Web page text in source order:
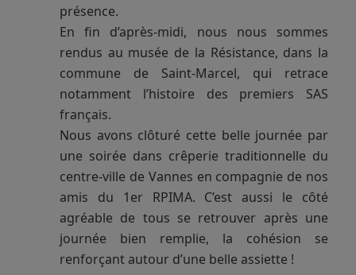
présence.
En fin d’après-midi, nous nous sommes
rendus au musée de la Résistance, dans la
commune de Saint-Marcel, qui retrace
notamment l’histoire des premiers SAS
français.
Nous avons clôturé cette belle journée par
une soirée dans crêperie traditionnelle du
centre-ville de Vannes en compagnie de nos
amis du 1er RPIMA. C’est aussi le côté
agréable de tous se retrouver après une
journée bien remplie, la cohésion se
renforçant autour d’une belle assiette !